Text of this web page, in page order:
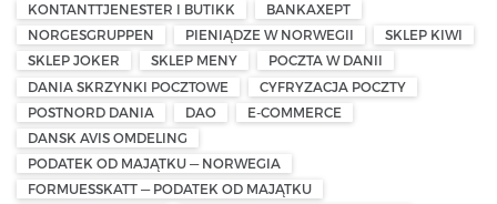
KONTANTTJENESTER I BUTIKK
BANKAXEPT
NORGESGRUPPEN
PIENIĄDZE W NORWEGII
SKLEP KIWI
SKLEP JOKER
SKLEP MENY
POCZTA W DANII
DANIA SKRZYNKI POCZTOWE
CYFRYZACJA POCZTY
POSTNORD DANIA
DAO
E-COMMERCE
DANSK AVIS OMDELING
PODATEK OD MAJĄTKU — NORWEGIA
FORMUESSKATT — PODATEK OD MAJĄTKU